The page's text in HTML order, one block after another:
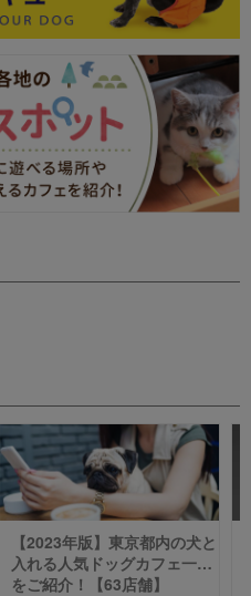
【2023年版】東京都内の犬と
入れる人気ドッグカフェ一覧
をご紹介！【63店舗】